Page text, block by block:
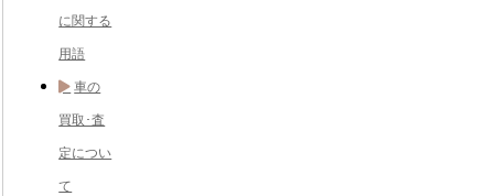
に関する
用語
車の
買取･査
定につい
て